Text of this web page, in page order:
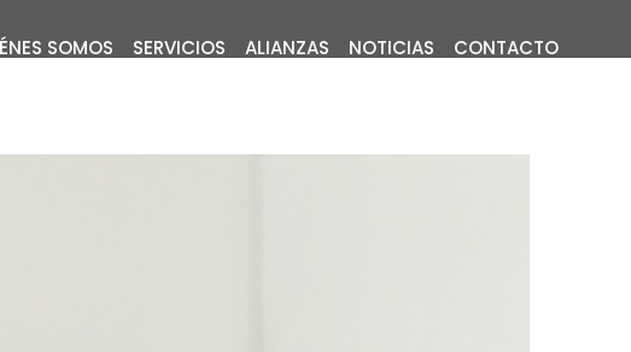
SOMOS SERVICIOS ALIANZAS NOTICIAS CONTACTO